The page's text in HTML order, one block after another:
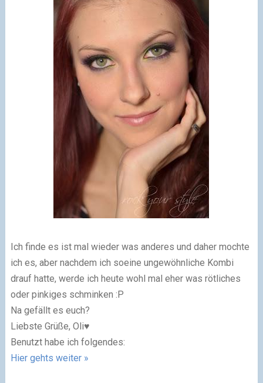
Ich finde es ist mal wieder was anderes und daher mochte
ich es, aber nachdem ich soeine ungewöhnliche Kombi
drauf hatte, werde ich heute wohl mal eher was rötliches
oder pinkiges schminken :P
Na gefällt es euch?
Liebste Grüße, Oli♥
Benutzt habe ich folgendes:
Hier gehts weiter »